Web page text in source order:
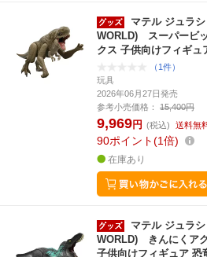
マテル ジュラ
WORLD) スーパービ
クス 子供向けフィギ
（1件）
玩具
2026年06月27日発売
参考小売価格：
15,400円
9,969円 (税込) 送料無
90ポイント 1倍
在庫あり
マテル ジュラ
WORLD) きんにくア
子供向けフィギュア